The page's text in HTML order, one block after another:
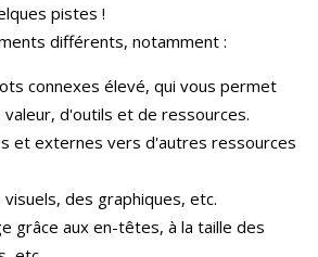
pistes !
différents, notamment :
connexes élevé, qui vous permet
d'outils et de ressources.
et externes vers d'autres ressources
des graphiques, etc.
grâce aux en-têtes, à la taille des